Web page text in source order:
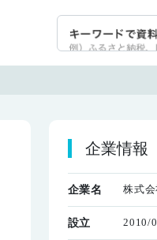
企業情報
企業名 株式
設立 2010/